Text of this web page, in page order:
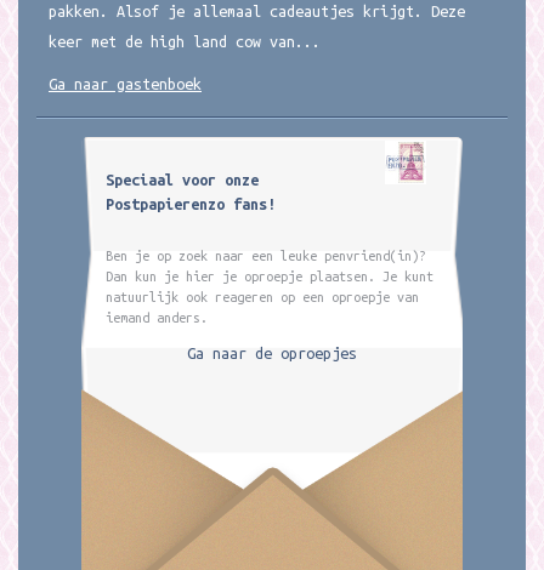
pakken. Alsof je allemaal cadeautjes krijgt. Deze
keer met de high land cow van...
Ga naar gastenboek
Speciaal voor onze
Postpapierenzo fans!
Ben je op zoek naar een leuke penvriend(in)?
Dan kun je hier je oproepje plaatsen. Je kunt
natuurlijk ook reageren op een oproepje van
iemand anders.
Ga naar de oproepjes